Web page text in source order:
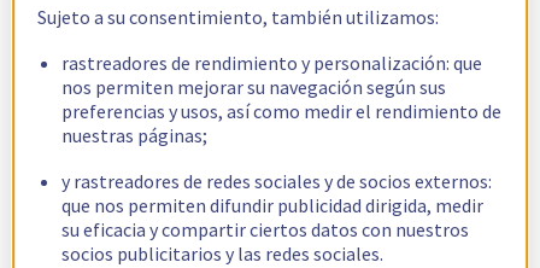
Sujeto a su consentimiento, también utilizamos:
rastreadores de rendimiento y personalización: que
nos permiten mejorar su navegación según sus
preferencias y usos, así como medir el rendimiento de
nuestras páginas;
y rastreadores de redes sociales y de socios externos:
que nos permiten difundir publicidad dirigida, medir
su eficacia y compartir ciertos datos con nuestros
socios publicitarios y las redes sociales.